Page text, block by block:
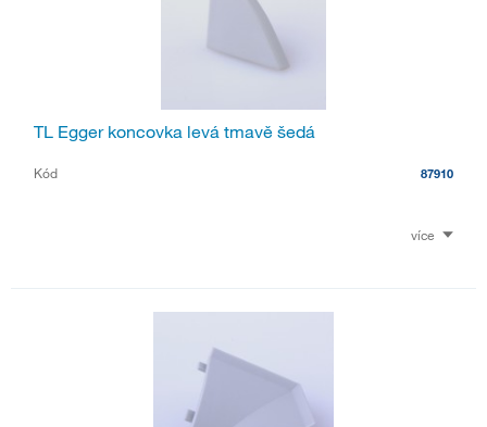
TL Egger koncovka levá tmavě šedá
Kód 87910
více